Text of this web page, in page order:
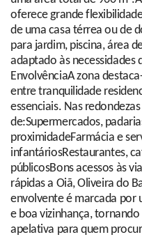
oferece grande
de uma casa térrea ou de
para jardim, piscina, área
adaptado às necessidades
EnvolvênciaA zona
entre tranquilidade
essenciais. Nas
de:Supermercados,
proximidadeFarmácia e
infantáriosRestaurantes,
públicosBons acessos às
rápidas a Oiã, Oliveira do
envolvente é marcada por
e boa vizinhança,
apelativa para quem